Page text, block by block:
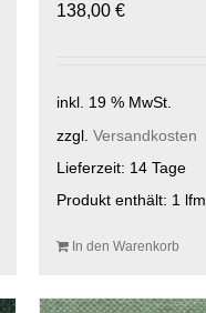
138,00 €
inkl. 19 % MwSt.
zzgl. Versandkosten
Lieferzeit: 14 Tage
Produkt enthält: 1 lfm
In den Warenkorb